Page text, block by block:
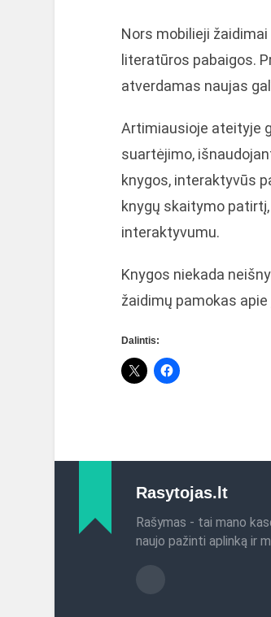
Nors mobilieji
literatūros pabaigos.
atverdamas naujas
Artimiausioje ateityje
suartėjimo,
knygos, interaktyvūs
knygų skaitymo
interaktyvumu.
Knygos niekada
žaidimų pamokas
Dalintis:
Rasytojas.lt
Rašymas - tai mano
naujo pažinti aplinką ir